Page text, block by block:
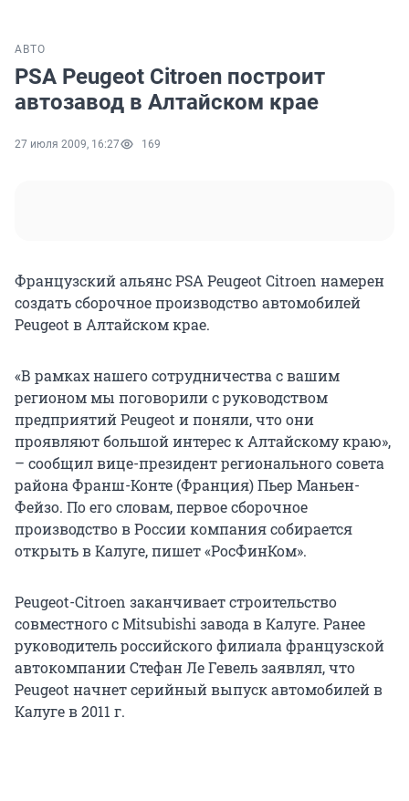
АВТО
PSA Peugeot Citroen построит
автозавод в Алтайском крае
27 июля 2009, 16:27 169
Французский альянс PSA Peugeot Citroen намерен
создать сборочное производство автомобилей
Peugeot в Алтайском крае.
«В рамках нашего сотрудничества с вашим
регионом мы поговорили с руководством
предприятий Peugeot и поняли, что они
проявляют большой интерес к Алтайскому краю»,
– сообщил вице-президент регионального совета
района Франш-Конте (Франция) Пьер Маньен-
Фейзо. По его словам, первое сборочное
производство в России компания собирается
открыть в Калуге, пишет «РосФинКом».
Peugeot-Citroen заканчивает строительство
совместного с Mitsubishi завода в Калуге. Ранее
руководитель российского филиала французской
автокомпании Стефан Ле Гевель заявлял, что
Peugeot начнет серийный выпуск автомобилей в
Калуге в 2011 г.